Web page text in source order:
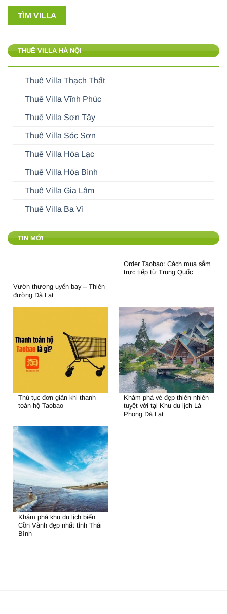
THUÊ VILLA HÀ NỘI
Thuê Villa Thạch Thất
Thuê Villa Vĩnh Phúc
Thuê Villa Sơn Tây
Thuê Villa Sóc Sơn
Thuê Villa Hòa Lạc
Thuê Villa Hòa Bình
Thuê Villa Gia Lâm
Thuê Villa Ba Vì
TIN MỚI
Vườn thượng uyển bay – Thiên
đường Đà Lạt
Order Taobao: Cách mua sắm
trực tiếp từ Trung Quốc
Thủ tục đơn giản khi thanh
toán hộ Taobao
Khám phá vẻ đẹp thiên nhiên
tuyệt vời tại Khu du lịch Lá
Phong Đà Lạt
Khám phá khu du lịch biển
Cồn Vành đẹp nhất tỉnh Thái
Bình